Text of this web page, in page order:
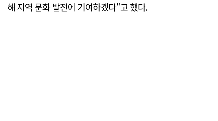
해 지역 문화 발전에 기여하겠다"고 했다.